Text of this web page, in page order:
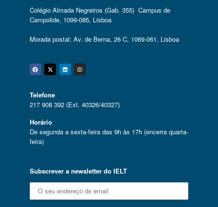
Colégio Almada Negreiros (Gab. 355) Campus de
Campolide, 1099-085, Lisboa
Morada postal: Av. de Berna, 26 C, 1069-061, Lisboa
Facebook
Twitter
Linkedin
Instagram
Telefone
217 908 392 (Ext. 40326/40327)
Horário
De segunda a sexta-feira das 9h às 17h (encerra quarta-
feira)
Subscrever a newsletter do IELT